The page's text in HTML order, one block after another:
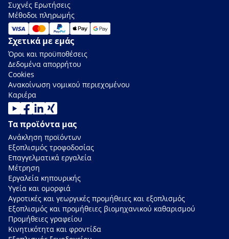
Συχνές Ερωτήσεις
Μέθοδοι πληρωμής
Σχετικά με εμάς
Όροι και προϋποθέσεις
Δεδομένα απορρήτου
Cookies
Ανακοίνωση νομικού περιεχομένου
Καριέρα
Τα προϊόντα μας
Ανάκληση προϊόντων
Εξοπλισμός τροφοδοσίας
Επαγγελματικά εργαλεία
Μέτρηση
Εργαλεία κηπουρικής
Υγεία και ομορφιά
Αγροτικές και γεωργικές προμήθειες και εξοπλισμός
Εξοπλισμός και προμήθειες βιομηχανικού καθαρισμού
Προμήθειες γραφείου
Κινητικότητα και φροντίδα